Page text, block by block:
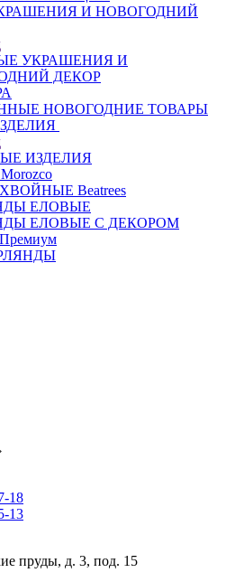
И НОВОГОДНИЙ
УКРАШЕНИЯ И
ДЕКОР
НОВОГОДНИЕ ТОВАРЫ
ИЗДЕЛИЯ
Beatrees
ЕЛОВЫЕ
ЕЛОВЫЕ С ДЕКОРОМ
Премиум
18
13
пруды, д. 3, под. 15